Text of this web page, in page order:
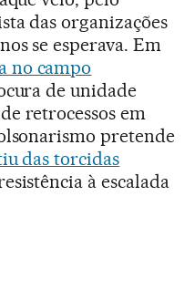
das organizações
se esperava. Em
no campo
de unidade
de retrocessos em
pretende
das torcidas
à escalada